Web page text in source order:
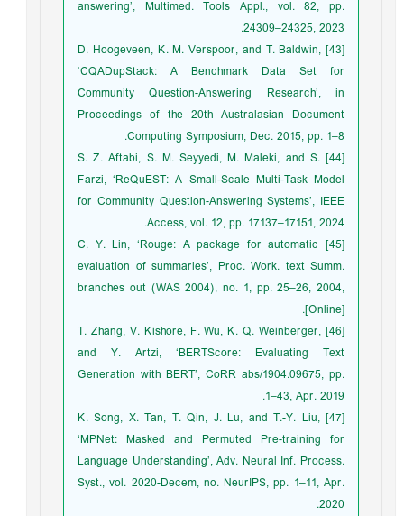
answering’, Multimed. Tools Appl., vol. 82, pp.
24309–24325, 2023.
[43] D. Hoogeveen, K. M. Verspoor, and T. Baldwin,
‘CQADupStack: A Benchmark Data Set for
Community Question-Answering Research’, in
Proceedings of the 20th Australasian Document
Computing Symposium, Dec. 2015, pp. 1–8.
[44] S. Z. Aftabi, S. M. Seyyedi, M. Maleki, and S.
Farzi, ‘ReQuEST: A Small-Scale Multi-Task Model
for Community Question-Answering Systems’, IEEE
Access, vol. 12, pp. 17137–17151, 2024.
[45] C. Y. Lin, ‘Rouge: A package for automatic
evaluation of summaries’, Proc. Work. text Summ.
branches out (WAS 2004), no. 1, pp. 25–26, 2004,
[Online].
[46] T. Zhang, V. Kishore, F. Wu, K. Q. Weinberger,
and Y. Artzi, ‘BERTScore: Evaluating Text
Generation with BERT’, CoRR abs/1904.09675, pp.
1–43, Apr. 2019.
[47] K. Song, X. Tan, T. Qin, J. Lu, and T.-Y. Liu,
‘MPNet: Masked and Permuted Pre-training for
Language Understanding’, Adv. Neural Inf. Process.
Syst., vol. 2020-Decem, no. NeurIPS, pp. 1–11, Apr.
2020.